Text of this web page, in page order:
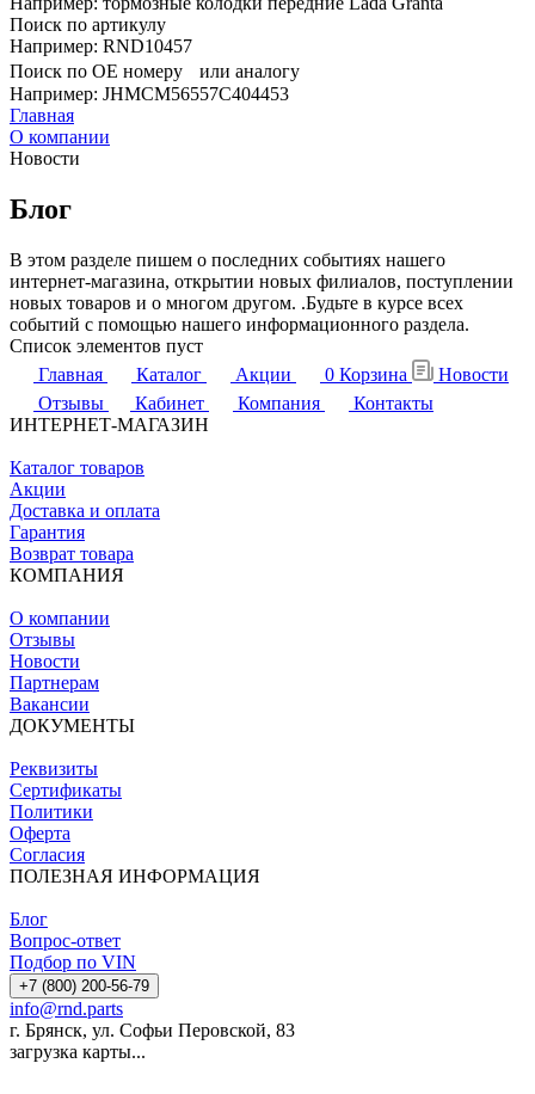
Поиск по артикулу
Например: RND10457
Поиск по OE номеру или аналогу
Например: JHMCM56557C404453
Главная
О компании
Новости
Блог
В этом разделе пишем о последних событиях нашего
интернет-магазина, открытии новых филиалов, поступлении
новых товаров и о многом другом. .Будьте в курсе всех
событий с помощью нашего информационного раздела.
Список элементов пуст
Главная
Каталог Акции 0 Корзина
Новости
Отзывы
Кабинет Компания
Контакты
ИНТЕРНЕТ-МАГАЗИН
Каталог товаров
Акции
Доставка и оплата
Гарантия
Возврат товара
КОМПАНИЯ
О компании
Отзывы
Новости
Партнерам
Вакансии
ДОКУМЕНТЫ
Реквизиты
Сертификаты
Политики
Оферта
Согласия
ПОЛЕЗНАЯ ИНФОРМАЦИЯ
Блог
Вопрос-ответ
Подбор по VIN
+7 (800) 200-56-79
info@rnd.parts
г. Брянск, ул. Софьи Перовской, 83
загрузка карты...